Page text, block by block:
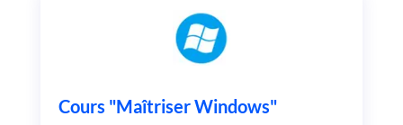
Cours "Maîtriser Windows"